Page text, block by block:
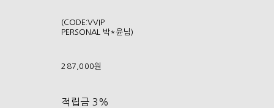
(CODE:VVIP
PERSONAL 박*윤님)
287,000원
적립금 3%